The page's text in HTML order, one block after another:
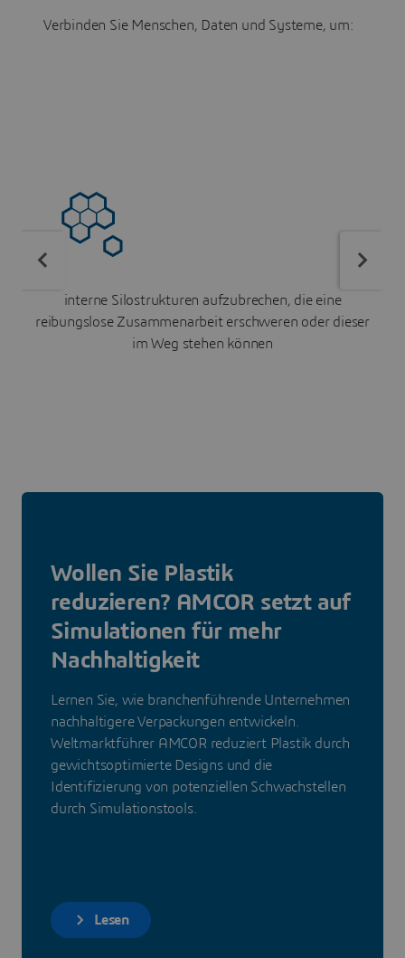
Verbinden Sie Menschen, Daten und Systeme, um:
interne Silostrukturen aufzubrechen, die eine
reibungslose Zusammenarbeit erschweren oder dieser
im Weg stehen können
Wollen Sie Plastik
reduzieren? AMCOR setzt auf
Simulationen für mehr
Nachhaltigkeit
Lernen Sie, wie branchenführende Unternehmen
nachhaltigere Verpackungen entwickeln.
Weltmarktführer AMCOR reduziert Plastik durch
gewichtsoptimierte Designs und die
Identifizierung von potenziellen Schwachstellen
durch Simulationstools.
Lesen